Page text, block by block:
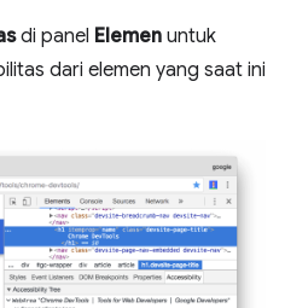
di panel Elemen untuk
dari elemen yang saat ini